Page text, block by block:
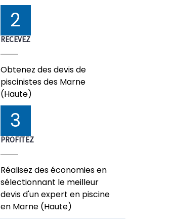
2
RECEVEZ
Obtenez des devis de
piscinistes des Marne
(Haute)
3
PROFITEZ
Réalisez des économies en
sélectionnant le meilleur
devis d'un expert en piscine
en Marne (Haute)